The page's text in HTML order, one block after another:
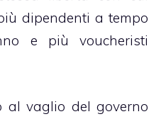
dipendenti a tempo
e più voucheristi
al vaglio del governo